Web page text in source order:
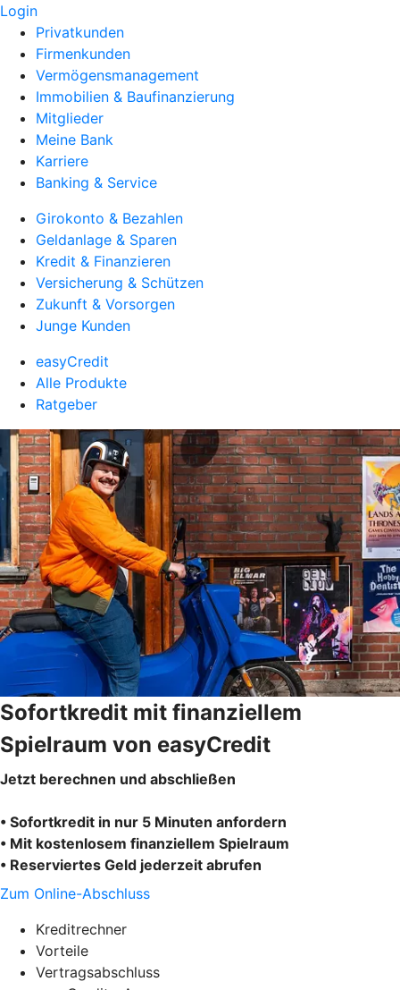
Login
Privatkunden
Firmenkunden
Vermögensmanagement
Immobilien & Baufinanzierung
Mitglieder
Meine Bank
Karriere
Banking & Service
Girokonto & Bezahlen
Geldanlage & Sparen
Kredit & Finanzieren
Versicherung & Schützen
Zukunft & Vorsorgen
Junge Kunden
easyCredit
Alle Produkte
Ratgeber
Sofortkredit mit finanziellem
Spielraum von easyCredit
Jetzt berechnen und abschließen
• Sofortkredit in nur 5 Minuten anfordern
• Mit kostenlosem finanziellem Spielraum
• Reserviertes Geld jederzeit abrufen
Zum Online-Abschluss
Kreditrechner
Vorteile
Vertragsabschluss